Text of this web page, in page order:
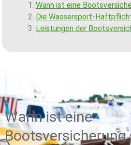
Wann ist eine
Die Wassersport-
Leistungen der
Wann ist eine
Bootsversicherung